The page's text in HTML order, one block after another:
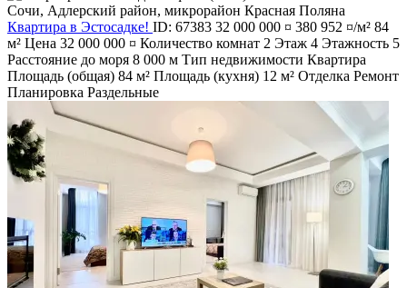
Сочи, Адлерский район, микрорайон Красная Поляна
Квартира в Эстосадке! ID: 67383 32 000 000 ¤ 380 952 ¤/м² 84
м² Цена 32 000 000 ¤ Количество комнат 2 Этаж 4 Этажность 5
Расстояние до моря 8 000 м Тип недвижимости Квартира
Площадь (общая) 84 м² Площадь (кухня) 12 м² Отделка Ремонт
Планировка Раздельные